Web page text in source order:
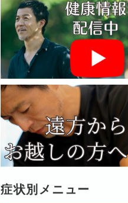
症状別メニュー